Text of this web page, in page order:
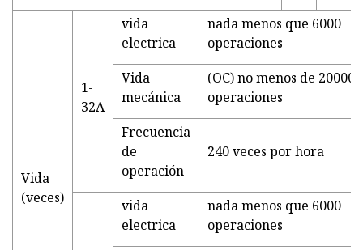
Vida
(veces)
1-
32A
vida
electrica
nada menos que 6000
operaciones
Vida
mecánica
(OC) no menos de 20000
operaciones
Frecuencia
de
operación
240 veces por hora
vida
electrica
nada menos que 6000
operaciones